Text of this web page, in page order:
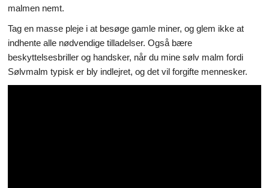
malmen nemt.
Tag en masse pleje i at besøge gamle miner, og glem ikke at
indhente alle nødvendige tilladelser. Også bære
beskyttelsesbriller og handsker, når du mine sølv malm fordi
Sølvmalm typisk er bly indlejret, og det vil forgifte mennesker.